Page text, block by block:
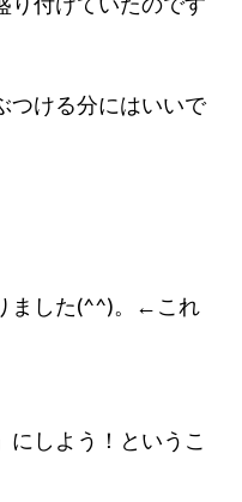
つける分にはいいで
ました(^^)。←これ
にしよう！というこ